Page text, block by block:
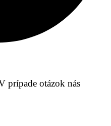
prípade otázok nás